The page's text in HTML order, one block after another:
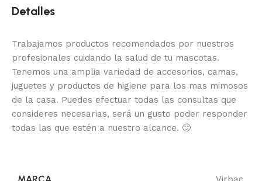
Detalles
Trabajamos productos recomendados por nuestros
profesionales cuidando la salud de tu mascotas.
Tenemos una amplia variedad de accesorios, camas,
juguetes y productos de higiene para los mas mimosos
de la casa. Puedes efectuar todas las consultas que
consideres necesarias, será un gusto poder responder
todas las que estén a nuestro alcance. 🙂